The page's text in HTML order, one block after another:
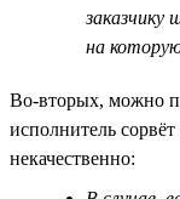
на
Во-вторых, можно
исполнитель
некачественно: